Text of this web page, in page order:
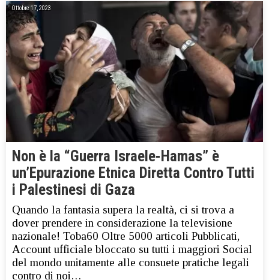
Ottobre 17, 2023
Non è la “Guerra Israele-Hamas” è
un’Epurazione Etnica Diretta Contro Tutti
i Palestinesi di Gaza
Quando la fantasia supera la realtà, ci si trova a
dover prendere in considerazione la televisione
nazionale! Toba60 Oltre 5000 articoli Pubblicati,
Account ufficiale bloccato su tutti i maggiori Social
del mondo unitamente alle consuete pratiche legali
contro di noi…